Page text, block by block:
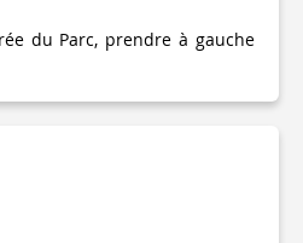
du Parc, prendre à gauche